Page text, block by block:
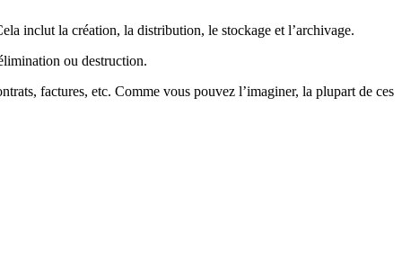
inclut la création, la distribution, le stockage et l’archivage.
ou destruction.
factures, etc. Comme vous pouvez l’imaginer, la plupart de ces